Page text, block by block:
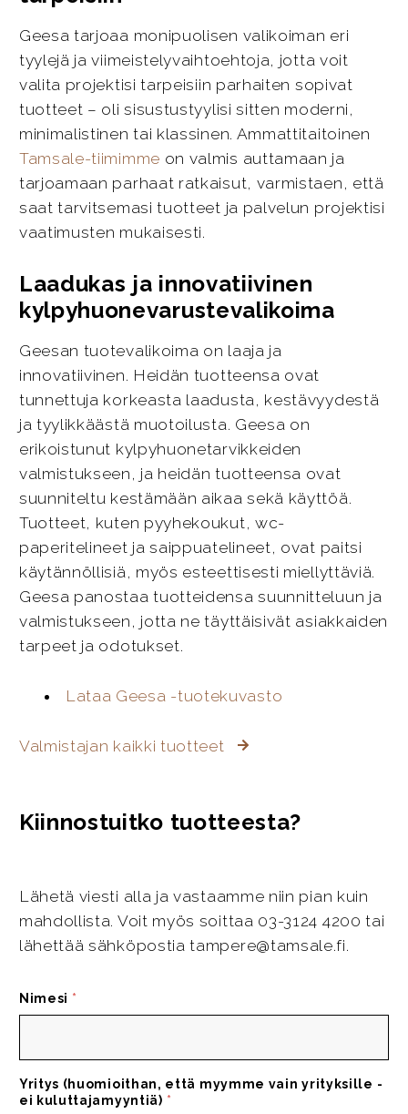
Geesa tarjoaa monipuolisen valikoiman eri
tyylejä ja viimeistelyvaihtoehtoja, jotta voit
valita projektisi tarpeisiin parhaiten sopivat
tuotteet – oli sisustustyylisi sitten moderni,
minimalistinen tai klassinen. Ammattitaitoinen
Tamsale-tiimimme on valmis auttamaan ja
tarjoamaan parhaat ratkaisut, varmistaen, että
saat tarvitsemasi tuotteet ja palvelun projektisi
vaatimusten mukaisesti.
Laadukas ja innovatiivinen
kylpyhuonevarustevalikoima
Geesan tuotevalikoima on laaja ja
innovatiivinen. Heidän tuotteensa ovat
tunnettuja korkeasta laadusta, kestävyydestä
ja tyylikkäästä muotoilusta. Geesa on
erikoistunut kylpyhuonetarvikkeiden
valmistukseen, ja heidän tuotteensa ovat
suunniteltu kestämään aikaa sekä käyttöä.
Tuotteet, kuten pyyhekoukut, wc-
paperitelineet ja saippuatelineet, ovat paitsi
käytännöllisiä, myös esteettisesti miellyttäviä.
Geesa panostaa tuotteidensa suunnitteluun ja
valmistukseen, jotta ne täyttäisivät asiakkaiden
tarpeet ja odotukset.
Lataa Geesa -tuotekuvasto
Valmistajan kaikki tuotteet
Kiinnostuitko tuotteesta?
Lähetä viesti alla ja vastaamme niin pian kuin
mahdollista. Voit myös soittaa 03-3124 4200 tai
lähettää sähköpostia tampere@tamsale.fi.
Nimesi *
Yritys (huomioithan, että myymme vain yrityksille -
ei kuluttajamyyntiä) *